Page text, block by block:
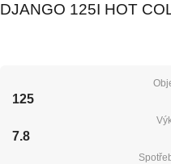
DJANGO 125I HOT
125
7.8